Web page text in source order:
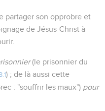
partager son opprobre et
de Jésus-Christ à
(le prisonnier du
) ; de là aussi cette
: "souffrir les maux") pour